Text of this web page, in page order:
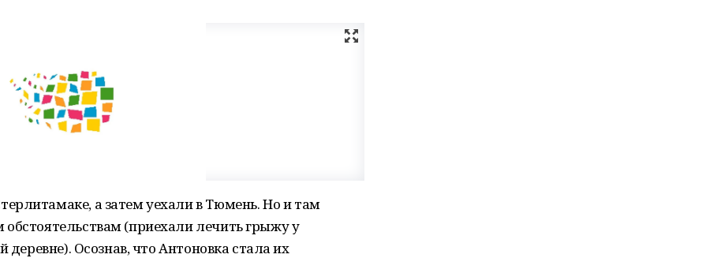
а затем уехали в Тюмень. Но и там
(приехали лечить грыжу у
деревне). Осознав, что Антоновка стала их